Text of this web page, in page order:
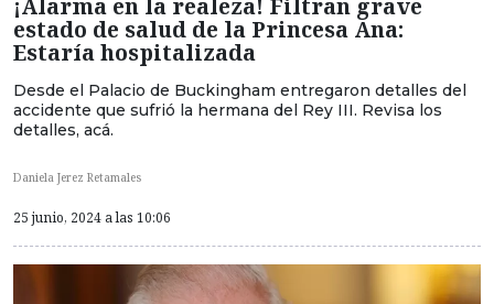
¡Alarma en la realeza! Filtran grave
estado de salud de la Princesa Ana:
Estaría hospitalizada
Desde el Palacio de Buckingham entregaron detalles del
accidente que sufrió la hermana del Rey III. Revisa los
detalles, acá.
Daniela Jerez Retamales
25 junio, 2024 a las 10:06